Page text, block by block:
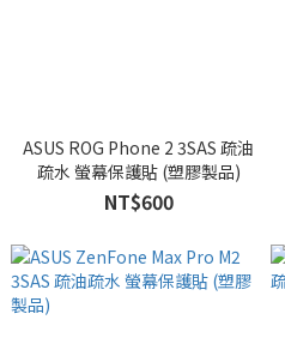
ASUS ROG Phone 2 3SAS 疏油
疏水 螢幕保護貼 (塑膠製品)
NT$600